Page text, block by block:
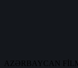
AZƏRBAYCAN